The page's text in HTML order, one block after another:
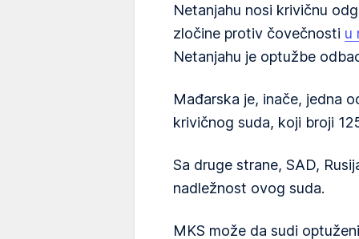
Netanjahu nosi krivičnu
zločine protiv čovečnosti u
Netanjahu je optužbe
Mađarska je, inače, jedna
krivičnog suda, koji broji
Sa druge strane, SAD,
nadležnost ovog suda.
MKS može da sudi